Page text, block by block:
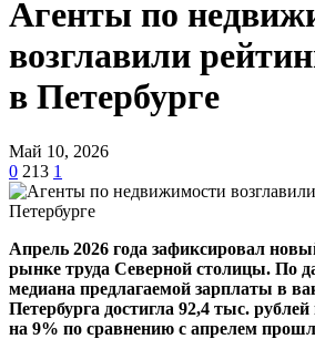
Агенты по
возглавили
в Петербурге
Май 10, 2026
0 213 1
Апрель 2026 года зафиксировал
рынке труда Северной столицы. По
медиана предлагаемой зарплаты в
Петербурга достигла 92,4 тыс.
на 9% по сравнению с апрелем